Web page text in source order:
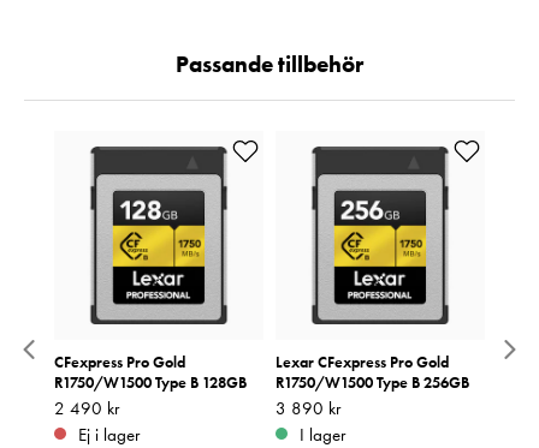
Passande tillbehör
CFexpress Pro Gold
R1750/W1500 Type B 128GB
Pris:2 490 kr
2 490 kr
Ej i lager
Lexar CFexpress Pro Gold
R1750/W1500 Type B 256GB
Pris:3 890 kr
3 890 kr
I lager